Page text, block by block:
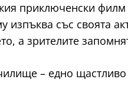
приключенски филм
със своята
а зрителите
– едно щастливо